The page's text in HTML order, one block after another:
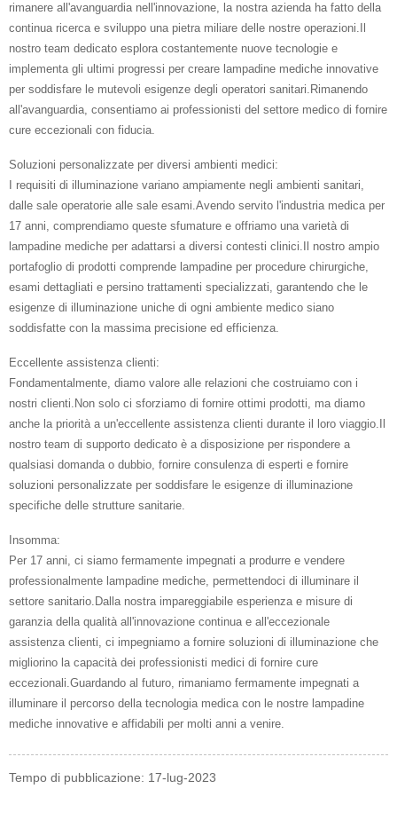
rimanere all'avanguardia nell'innovazione, la nostra azienda ha fatto della
continua ricerca e sviluppo una pietra miliare delle nostre operazioni.Il
nostro team dedicato esplora costantemente nuove tecnologie e
implementa gli ultimi progressi per creare lampadine mediche innovative
per soddisfare le mutevoli esigenze degli operatori sanitari.Rimanendo
all'avanguardia, consentiamo ai professionisti del settore medico di fornire
cure eccezionali con fiducia.
Soluzioni personalizzate per diversi ambienti medici:
I requisiti di illuminazione variano ampiamente negli ambienti sanitari,
dalle sale operatorie alle sale esami.Avendo servito l'industria medica per
17 anni, comprendiamo queste sfumature e offriamo una varietà di
lampadine mediche per adattarsi a diversi contesti clinici.Il nostro ampio
portafoglio di prodotti comprende lampadine per procedure chirurgiche,
esami dettagliati e persino trattamenti specializzati, garantendo che le
esigenze di illuminazione uniche di ogni ambiente medico siano
soddisfatte con la massima precisione ed efficienza.
Eccellente assistenza clienti:
Fondamentalmente, diamo valore alle relazioni che costruiamo con i
nostri clienti.Non solo ci sforziamo di fornire ottimi prodotti, ma diamo
anche la priorità a un'eccellente assistenza clienti durante il loro viaggio.Il
nostro team di supporto dedicato è a disposizione per rispondere a
qualsiasi domanda o dubbio, fornire consulenza di esperti e fornire
soluzioni personalizzate per soddisfare le esigenze di illuminazione
specifiche delle strutture sanitarie.
Insomma:
Per 17 anni, ci siamo fermamente impegnati a produrre e vendere
professionalmente lampadine mediche, permettendoci di illuminare il
settore sanitario.Dalla nostra impareggiabile esperienza e misure di
garanzia della qualità all'innovazione continua e all'eccezionale
assistenza clienti, ci impegniamo a fornire soluzioni di illuminazione che
migliorino la capacità dei professionisti medici di fornire cure
eccezionali.Guardando al futuro, rimaniamo fermamente impegnati a
illuminare il percorso della tecnologia medica con le nostre lampadine
mediche innovative e affidabili per molti anni a venire.
Tempo di pubblicazione: 17-lug-2023